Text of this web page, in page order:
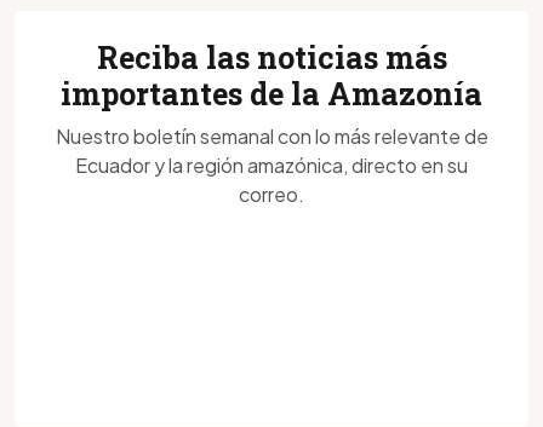
Reciba las noticias más
importantes de la Amazonía
Nuestro boletín semanal con lo más relevante de
Ecuador y la región amazónica, directo en su
correo.